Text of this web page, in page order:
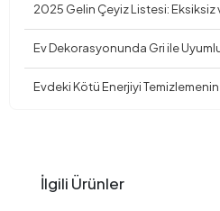
2025 Gelin Çeyiz Listesi: Eksiksiz
Ev Dekorasyonunda Gri ile
Evdeki Kötü Enerjiyi Temizlemenin
İlgili Ürünler